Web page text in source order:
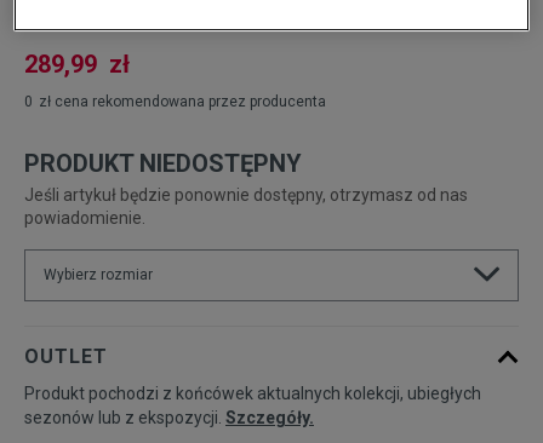
0 zł cena rekomendowana przez producenta
289,99 zł
PRODUKT NIEDOSTĘPNY
Jeśli artykuł będzie ponownie dostępny, otrzymasz od nas
powiadomienie.
Wybierz rozmiar
S
Powiadom o
OUTLET
Produkt pochodzi z końcówek aktualnych kolekcji, ubiegłych
sezonów lub z ekspozycji. Szczegóły.